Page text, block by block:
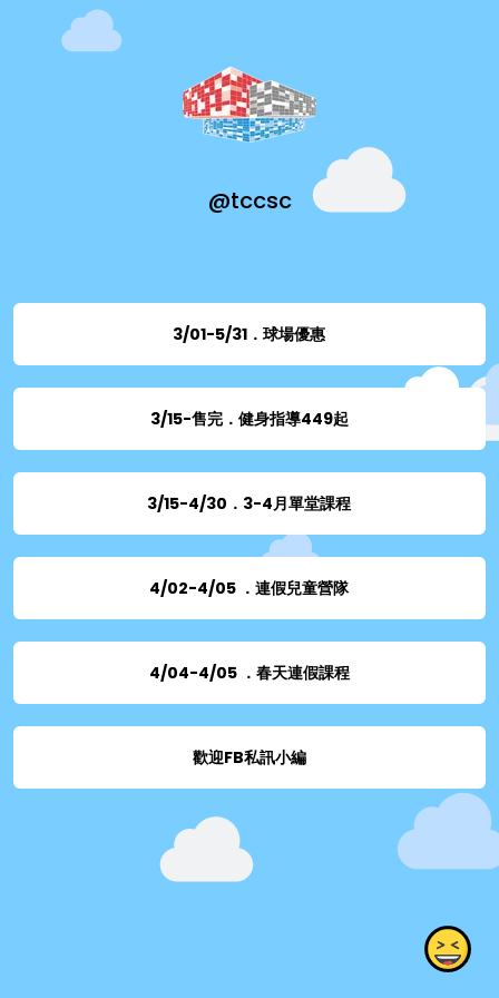
@tccsc
3/01-5/31．球場優惠
3/15-售完．健身指導449起
3/15-4/30．3-4月單堂課程
4/02-4/05 ．連假兒童營隊
4/04-4/05 ．春天連假課程
歡迎FB私訊小編